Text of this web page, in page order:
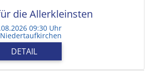
die Allerkleinsten
09:30 Uhr
Niedertaufkirchen
DETAIL